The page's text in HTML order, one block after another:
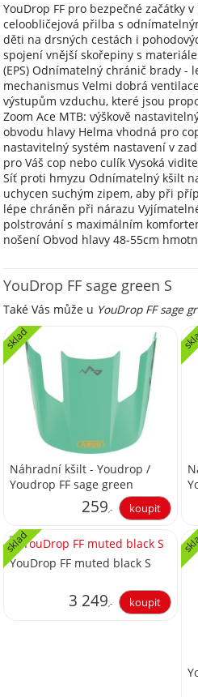
YouDrop FF pro bezpečné začátky
celoobličejová přilba s
děti na drsných cestách i
spojení vnější skořepiny s
(EPS) Odnímatelný chránič brady -
mechanismus Velmi dobrá
výstupům vzduchu, které jsou
Zoom Ace MTB: výškově
obvodu hlavy Helma vhodná pro
nastavitelný systém nastavení v
pro Váš cop nebo culík Vysoká
Síť proti hmyzu Odnímatelný kšilt
uchycen suchým zipem, aby při
lépe chráněn při nárazu
polstrování s maximálním
nošení Obvod hlavy 48-55cm
YouDrop FF sage green S
Také Vás může u YouDrop FF sage
Náhradní kšilt - Youdrop /
Youdrop FF sage green
sklad
259,-
YouDrop FF muted black S
sklad
3 249,-